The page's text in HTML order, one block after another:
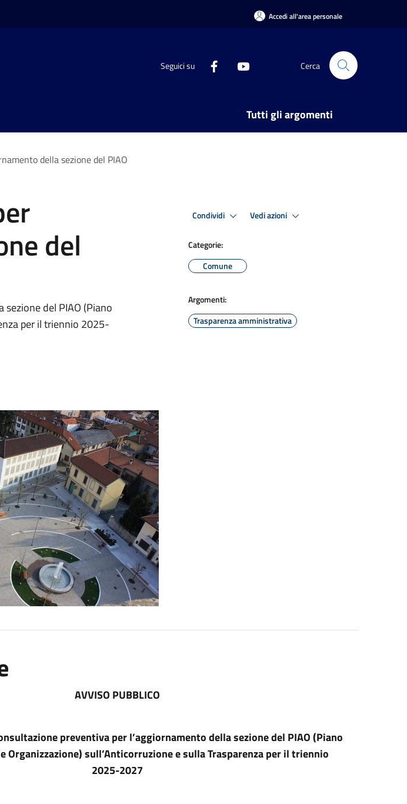
Accedi all'area personale
Seguici su Cerca
Tutti gli argomenti
della sezione del PIAO
del
del PIAO (Piano
per il triennio 2025-
Condividi Vedi azioni
Categorie:
Comune
Argomenti:
Trasparenza amministrativa
AVVISO PUBBLICO
preventiva per l’aggiornamento della sezione del PIAO (Piano
sull’Anticorruzione e sulla Trasparenza per il triennio
2025-2027